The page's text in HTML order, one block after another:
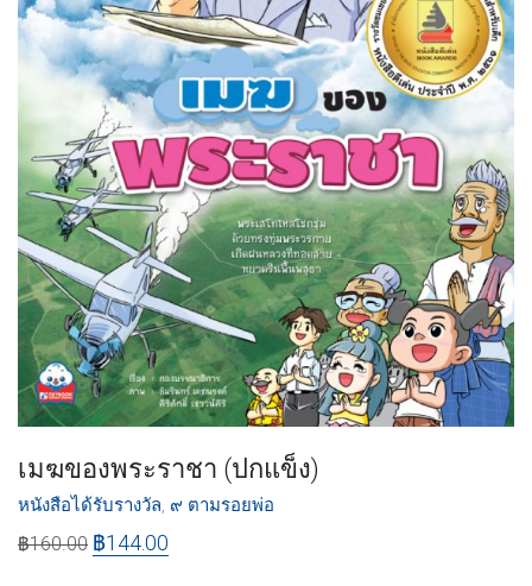
เมฆของพระราชา (ปกแข็ง)
หนังสือได้รับรางวัล, ๙ ตามรอยพ่อ
฿160.00 ฿144.00